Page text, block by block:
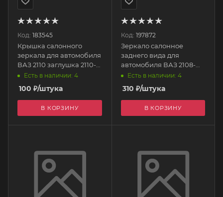
Код: 183545
Крышка салонного
зеркала для автомобиля
ВАЗ 2110 заглушка 2110-
8201026-00 ПЛАСТИК
Есть в наличии: 4
100 ₽/штука
В КОРЗИНУ
Код: 197872
Зеркало салонное
заднего вида для
автомобиля ВАЗ 2108-
21099, 2115 (в сб. с
пластиной) GR01307
ГрандРиАл
Есть в наличии: 4
310 ₽/штука
В КОРЗИНУ